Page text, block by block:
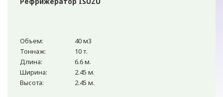
Объем:
40 м3
Тоннаж:
10 т.
Длина:
6.6 м.
Ширина:
2.45 м.
Высота:
2.45 м.